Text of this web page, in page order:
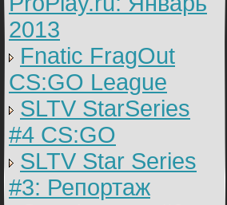
2013
Fnatic FragOut
CS:GO League
SLTV StarSeries
#4 CS:GO
SLTV Star Series
#3: Репортаж